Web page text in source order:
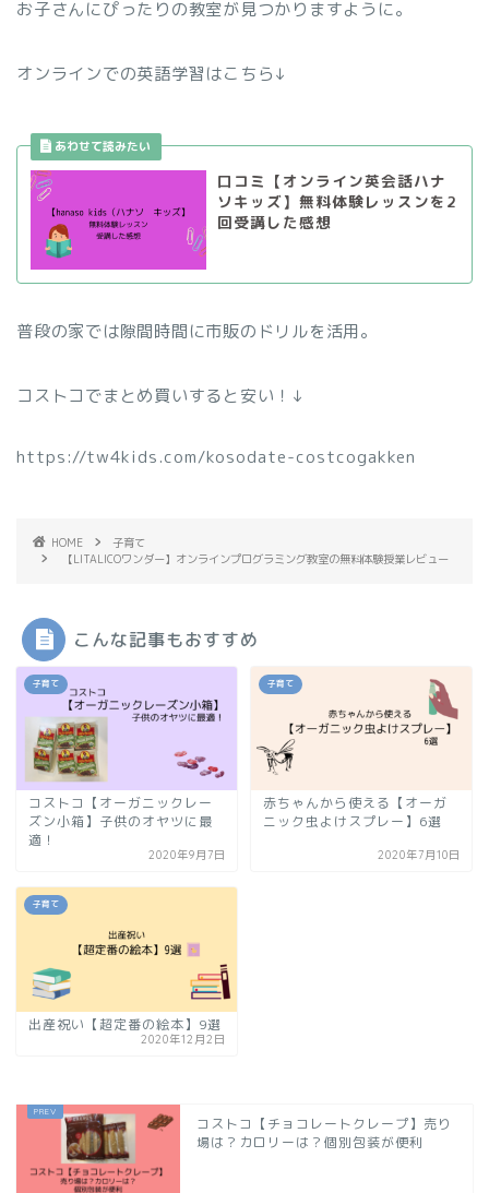
お子さんにぴったりの教室が見つかりますように。
オンラインでの英語学習はこちら↓
口コミ【オンライン英会話ハナ
ソキッズ】無料体験レッスンを2
回受講した感想
普段の家では隙間時間に市販のドリルを活用。
コストコでまとめ買いすると安い！↓
https://tw4kids.com/kosodate-costcogakken
HOME
子育て
【LITALICOワンダー】オンラインプログラミング教室の無料体験授業レビュー
こんな記事もおすすめ
子育て
コストコ【オーガニックレー
ズン小箱】子供のオヤツに最
適！
2020年9月7日
子育て
赤ちゃんから使える【オーガ
ニック虫よけスプレー】6選
2020年7月10日
子育て
出産祝い【超定番の絵本】9選
2020年12月2日
コストコ【チョコレートクレープ】売り
場は？カロリーは？個別包装が便利